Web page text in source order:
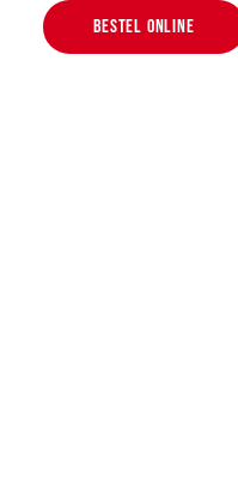
BESTEL ONLINE